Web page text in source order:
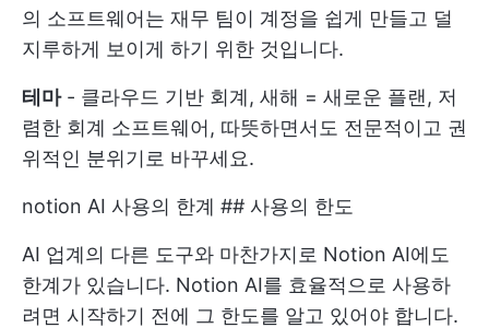
의 소프트웨어는 재무 팀이 계정을 쉽게 만들고 덜
지루하게 보이게 하기 위한 것입니다.
테마- 클라우드 기반 회계, 새해 = 새로운 플랜, 저
렴한 회계 소프트웨어, 따뜻하면서도 전문적이고 권
위적인 분위기로 바꾸세요.
notion AI 사용의 한계 ## 사용의 한도
AI 업계의 다른 도구와 마찬가지로 Notion AI에도
한계가 있습니다. Notion AI를 효율적으로 사용하
려면 시작하기 전에 그 한도를 알고 있어야 합니다.